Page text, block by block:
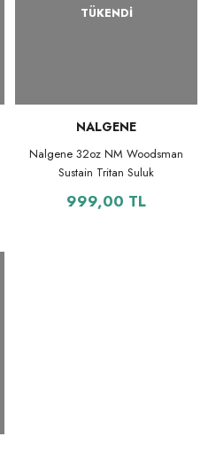
TÜKENDİ
NALGENE
Nalgene 32oz NM Woodsman
Sustain Tritan Suluk
999,00 TL